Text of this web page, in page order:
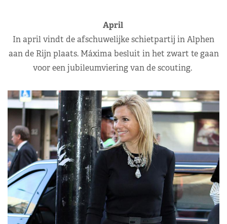
April
In april vindt de afschuwelijke schietpartij in Alphen
aan de Rijn plaats. Máxima besluit in het zwart te gaan
voor een jubileumviering van de scouting.